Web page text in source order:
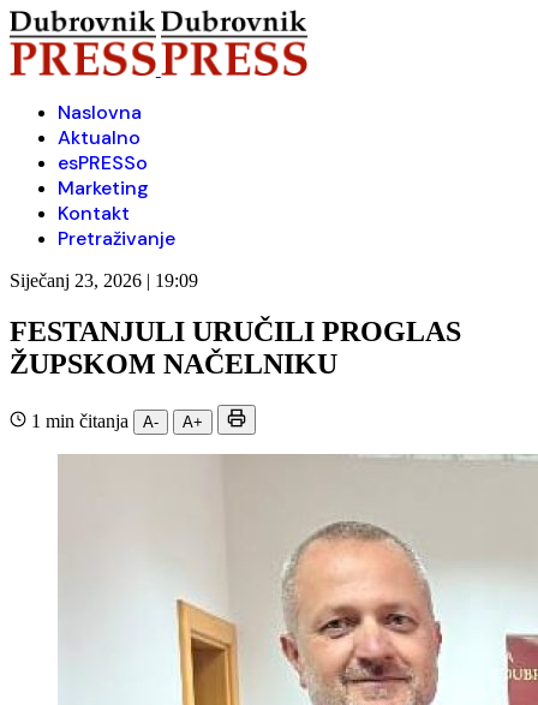
Naslovna
Aktualno
esPRESSo
Marketing
Kontakt
Pretraživanje
Siječanj 23, 2026 | 19:09
FESTANJULI URUČILI PROGLAS
ŽUPSKOM NAČELNIKU
1 min čitanja A- A+